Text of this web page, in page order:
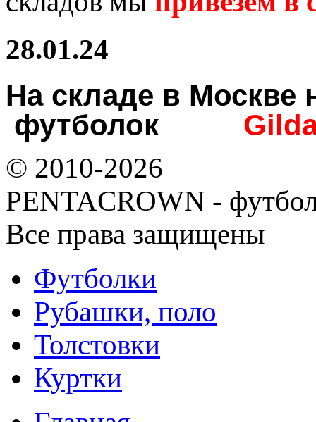
28.01.24
На складе в
футболок
© 2010-2026
PENTACROWN -
Все права защищены
Футболки
Рубашки, поло
Толстовки
Куртки